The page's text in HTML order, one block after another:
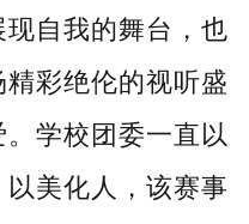
自我的舞台，也
彩绝伦的视听盛
学校团委一直以
美化人，该赛事